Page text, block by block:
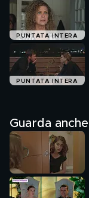
PUNTATA INTERA
PUNTATA INTERA
Guarda anche